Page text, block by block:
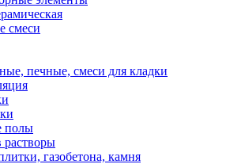
смеси
печные, смеси для кладки
полы
растворы
газобетона, камня